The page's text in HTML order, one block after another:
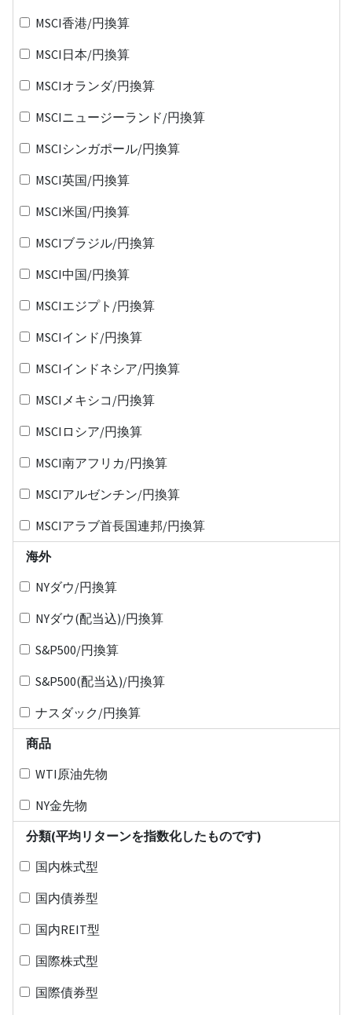
MSCI香港/円換算
MSCI日本/円換算
MSCIオランダ/円換算
MSCIニュージーランド/円換算
MSCIシンガポール/円換算
MSCI英国/円換算
MSCI米国/円換算
MSCIブラジル/円換算
MSCI中国/円換算
MSCIエジプト/円換算
MSCIインド/円換算
MSCIインドネシア/円換算
MSCIメキシコ/円換算
MSCIロシア/円換算
MSCI南アフリカ/円換算
MSCIアルゼンチン/円換算
MSCIアラブ首長国連邦/円換算
海外
NYダウ/円換算
NYダウ(配当込)/円換算
S&P500/円換算
S&P500(配当込)/円換算
ナスダック/円換算
商品
WTI原油先物
NY金先物
分類(平均リターンを指数化したものです)
国内株式型
国内債券型
国内REIT型
国際株式型
国際債券型